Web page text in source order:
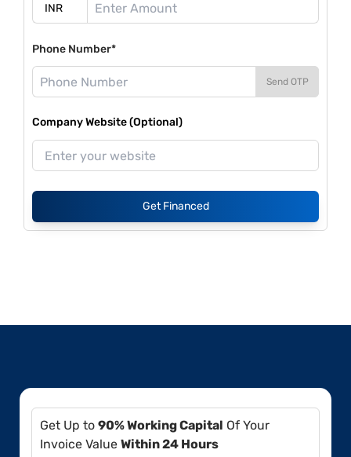
Phone Number*
Send OTP
Company Website (Optional)
Get Financed
Get Up to 90% Working Capital Of Your
Invoice Value Within 24 Hours